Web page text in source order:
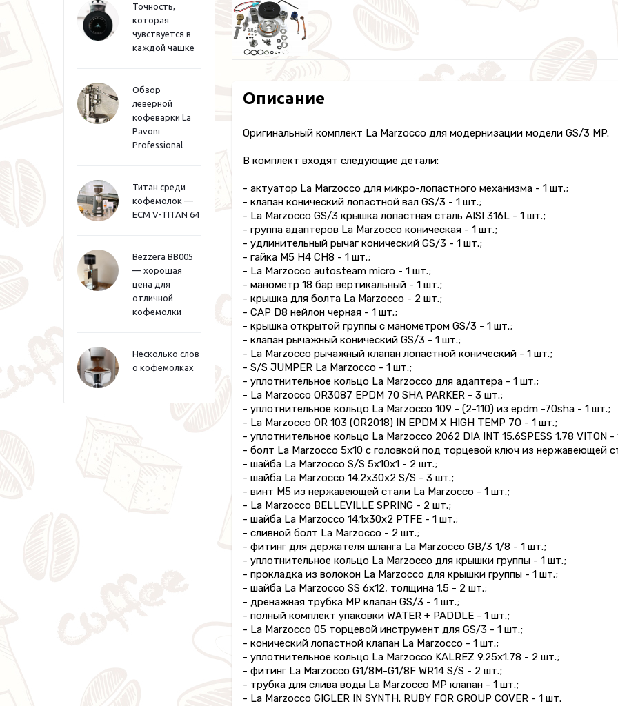
Точность,
которая
чувствуется в
каждой чашке
Обзор
леверной
кофеварки La
Pavoni
Professional
Титан среди
кофемолок —
ECM V-TITAN 64
Bezzera BB005
— хорошая
цена для
отличной
кофемолки
Несколько слов
о кофемолках
Описание
Оригинальный комплект La Marzocco для модернизации модели GS/3 MP.
В комплект входят следующие детали:
- актуатор La Marzocco для микро-лопастного механизма - 1 шт.;
- клапан конический лопастной вал GS/3 - 1 шт.;
- La Marzocco GS/3 крышка лопастная сталь AISI 316L - 1 шт.;
- группа адаптеров La Marzocco коническая - 1 шт.;
- удлинительный рычаг конический GS/3 - 1 шт.;
- гайка M5 H4 CH8 - 1 шт.;
- La Marzocco autosteam micro - 1 шт.;
- манометр 18 бар вертикальный - 1 шт.;
- крышка для болта La Marzocco - 2 шт.;
- CAP D8 нейлон черная - 1 шт.;
- крышка открытой группы с манометром GS/3 - 1 шт.;
- клапан рычажный конический GS/3 - 1 шт.;
- La Marzocco рычажный клапан лопастной конический - 1 шт.;
- S/S JUMPER La Marzocco - 1 шт.;
- уплотнительное кольцо La Marzocco для адаптера - 1 шт.;
- La Marzocco OR3087 EPDM 70 SHA PARKER - 3 шт.;
- уплотнительное кольцо La Marzocco 109 - (2-110) из epdm -70sha - 1 шт.;
- La Marzocco OR 103 (OR2018) IN EPDM X HIGH TEMP 7O - 1 шт.;
- уплотнительное кольцо La Marzocco 2062 DIA INT 15.6SPESS 1.78 VITON -
- болт La Marzocco 5x10 с головкой под торцевой ключ из нержавеющей
- шайба La Marzocco S/S 5x10x1 - 2 шт.;
- шайба La Marzocco 14.2x30x2 S/S - 3 шт.;
- винт M5 из нержавеющей стали La Marzocco - 1 шт.;
- La Marzocco BELLEVILLE SPRING - 2 шт.;
- шайба La Marzocco 14.1x30x2 PTFE - 1 шт.;
- сливной болт La Marzocco - 2 шт.;
- фитинг для держателя шланга La Marzocco GB/3 1/8 - 1 шт.;
- уплотнительное кольцо La Marzocco для крышки группы - 1 шт.;
- прокладка из волокон La Marzocco для крышки группы - 1 шт.;
- шайба La Marzocco SS 6x12, толщина 1.5 - 2 шт.;
- дренажная трубка MP клапан GS/3 - 1 шт.;
- полный комплект упаковки WATER + PADDLE - 1 шт.;
- La Marzocco 05 торцевой инструмент для GS/3 - 1 шт.;
- конический лопастной клапан La Marzocco - 1 шт.;
- уплотнительное кольцо La Marzocco KALREZ 9.25x1.78 - 2 шт.;
- фитинг La Marzocco G1/8M-G1/8F WR14 S/S - 2 шт.;
- трубка для слива воды La Marzocco MP клапан - 1 шт.;
- La Marzocco GIGLER IN SYNTH. RUBY FOR GROUP COVER - 1 шт.